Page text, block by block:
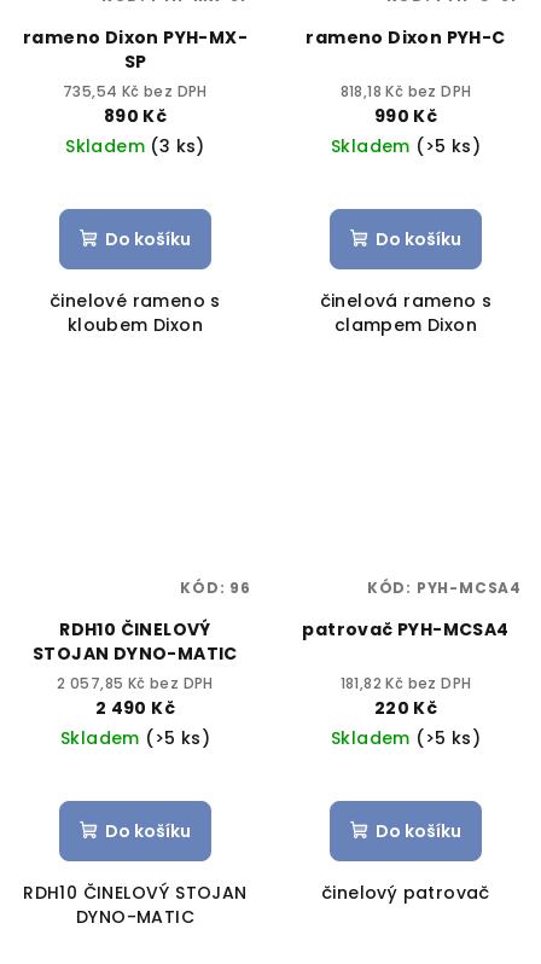
rameno Dixon PYH-MX-
SP
735,54 Kč bez DPH
890 Kč
Skladem (3 ks)
Do košíku
činelové rameno s
kloubem Dixon
rameno Dixon PYH-C
818,18 Kč bez DPH
990 Kč
Skladem (>5 ks)
Do košíku
činelová rameno s
clampem Dixon
RDH10 ČINELOVÝ
STOJAN DYNO-MATIC
2 057,85 Kč bez DPH
2 490 Kč
Skladem (>5 ks)
Do košíku
RDH10 ČINELOVÝ STOJAN
DYNO-MATIC
KÓD: 96
patrovač PYH-MCSA4
181,82 Kč bez DPH
220 Kč
Skladem (>5 ks)
Do košíku
činelový patrovač
KÓD: PYH-MCSA4